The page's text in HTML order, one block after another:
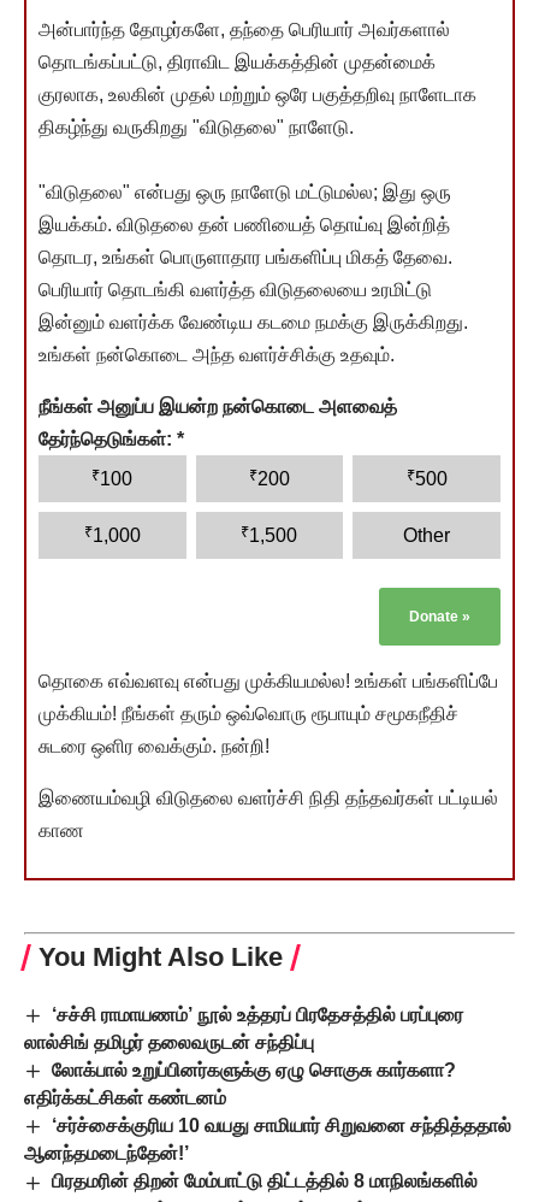
அன்பார்ந்த தோழர்களே, தந்தை பெரியார் அவர்களால்
தொடங்கப்பட்டு, திராவிட இயக்கத்தின் முதன்மைக்
குரலாக, உலகின் முதல் மற்றும் ஒரே பகுத்தறிவு நாளேடாக
திகழ்ந்து வருகிறது "விடுதலை" நாளேடு.
"விடுதலை" என்பது ஒரு நாளேடு மட்டுமல்ல; இது ஒரு
இயக்கம். விடுதலை தன் பணியைத் தொய்வு இன்றித்
தொடர, உங்கள் பொருளாதார பங்களிப்பு மிகத் தேவை.
பெரியார் தொடங்கி வளர்த்த விடுதலையை உரமிட்டு
இன்னும் வளர்க்க வேண்டிய கடமை நமக்கு இருக்கிறது.
உங்கள் நன்கொடை அந்த வளர்ச்சிக்கு உதவும்.
நீங்கள் அனுப்ப இயன்ற நன்கொடை அளவைத்
தேர்ந்தெடுங்கள்: *
₹100 ₹200 ₹500
₹1,000 ₹1,500 Other
Donate »
தொகை எவ்வளவு என்பது முக்கியமல்ல! உங்கள் பங்களிப்பே
முக்கியம்! நீங்கள் தரும் ஒவ்வொரு ரூபாயும் சமூகநீதிச்
சுடரை ஒளிர வைக்கும். நன்றி!
இணையம்வழி விடுதலை வளர்ச்சி நிதி தந்தவர்கள் பட்டியல்
காண
You Might Also Like
‘சச்சி ராமாயணம்’ நூல் உத்தரப் பிரதேசத்தில் பரப்புரை
லால்சிங் தமிழர் தலைவருடன் சந்திப்பு
லோக்பால் உறுப்பினர்களுக்கு ஏழு சொகுசு கார்களா?
எதிர்க்கட்சிகள் கண்டனம்
‘சர்ச்சைக்குரிய 10 வயது சாமியார் சிறுவனை சந்தித்ததால்
ஆனந்தமடைந்தேன்!’
பிரதமரின் திறன் மேம்பாட்டு திட்டத்தில் 8 மாநிலங்களில்